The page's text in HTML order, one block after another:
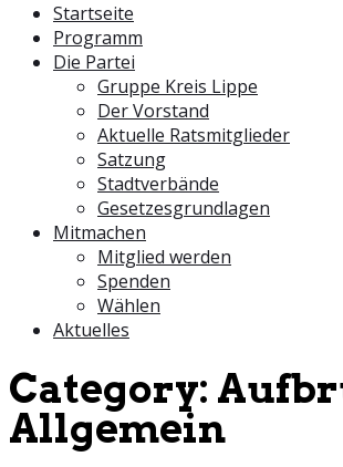
Startseite
Programm
Die Partei
Gruppe Kreis Lippe
Der Vorstand
Aktuelle Ratsmitglieder
Satzung
Stadtverbände
Gesetzesgrundlagen
Mitmachen
Mitglied werden
Spenden
Wählen
Aktuelles
Category:
Allgemein